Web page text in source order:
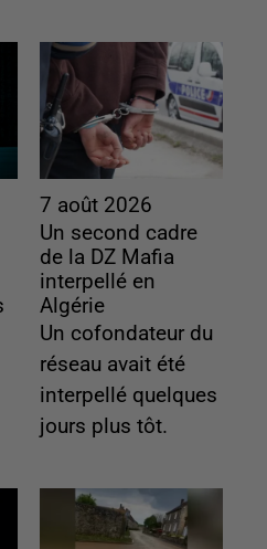
7 août 2026
Un second cadre
de la DZ Mafia
interpellé en
Algérie
Un cofondateur du
réseau avait été
interpellé quelques
jours plus tôt.